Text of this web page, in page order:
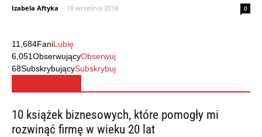
Izabela Aftyka - 18 września 2018 0
11,684FaniLubię
6,051ObserwującyObserwuj
68SubskrybującySubskrybuj
10 książek biznesowych, które pomogły mi
rozwinąć firmę w wieku 20 lat